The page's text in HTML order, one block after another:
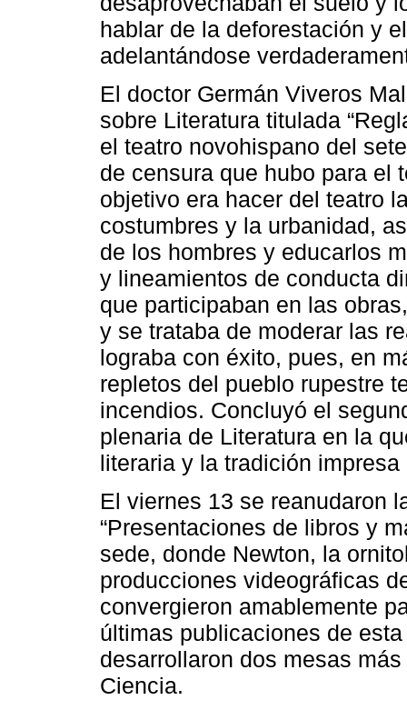
hablar de la deforestación y
adelantándose
El doctor Germán Viveros
sobre Literatura titulada
el teatro novohispano del
de censura que hubo para el
objetivo era hacer del teatro
costumbres y la urbanidad,
de los hombres y educarlos
y lineamientos de conducta
que participaban en las
y se trataba de moderar las
lograba con éxito, pues, en
repletos del pueblo rupestre
incendios. Concluyó el
plenaria de Literatura en la
literaria y la tradición
El viernes 13 se reanudaron
“Presentaciones de libros y
sede, donde Newton, la
producciones videográficas
convergieron amablemente
últimas publicaciones de
desarrollaron dos mesas
Ciencia.